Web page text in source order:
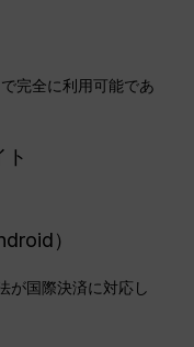
完全に利用可能であ
）
が国際決済に対応し